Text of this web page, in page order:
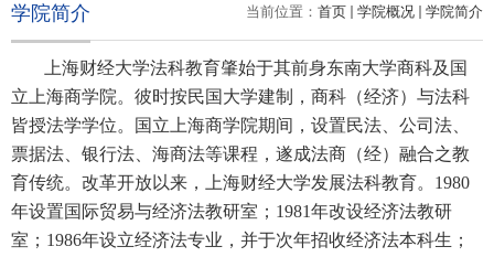
当前位置： 首页 学院概况 学院简介
学院简介
上海财经大学法科教育肇始于其前身东南大学商科及国
立上海商学院。彼时按民国大学建制，商科（经济）与法科
皆授法学学位。国立上海商学院期间，设置民法、公司法、
票据法、银行法、海商法等课程，遂成法商（经）融合之教
育传统。改革开放以来，上海财经大学发展法科教育。1980
年设置国际贸易与经济法教研室；1981年改设经济法教研
室；1986年设立经济法专业，并于次年招收经济法本科生；